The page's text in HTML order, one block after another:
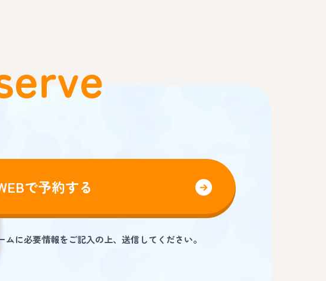
で予約する
ムに必要情報をご記入の上、送信してください。